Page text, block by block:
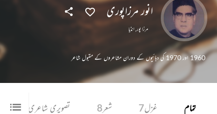
انور مرزاپوری
مرزا پور,انڈیا
1960 اور 1970 کی دہائیوں کے دوران مشاعروں کے مقبول شاعر
تمام غزل7 شعر8 تصویری شاعری 1